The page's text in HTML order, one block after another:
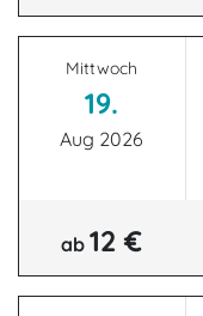
Mittwoch
19.
Aug 2026
ab12 €